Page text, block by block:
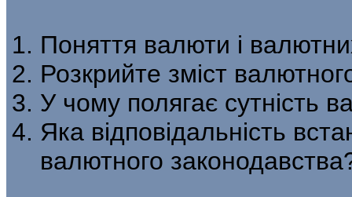
Поняття валюти і
Розкрийте зміст
У чому полягає сутність
Яка відповідальність
валютного